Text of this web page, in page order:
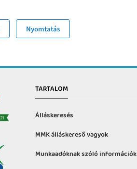
Nyomtatás
TARTALOM
Álláskeresés
MMK álláskereső vagyok
Munkaadóknak szóló információk